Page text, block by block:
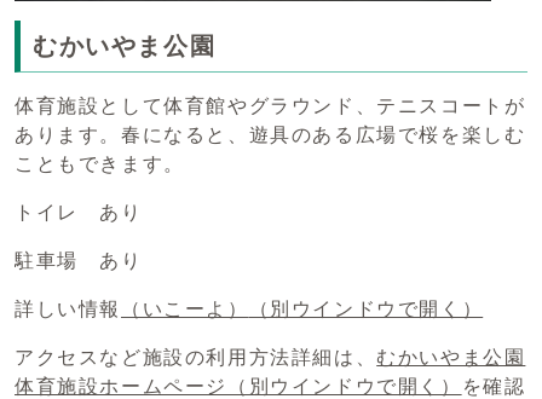
むかいやま公園
体育施設として体育館やグラウンド、テニスコートが
あります。春になると、遊具のある広場で桜を楽しむ
こともできます。
トイレ あり
駐車場 あり
詳しい情報 （いこーよ） （別ウインドウで開く）
アクセスなど施設の利用方法詳細は、 むかいやま公園
体育施設ホームページ
（別ウインドウで開く）
を確認